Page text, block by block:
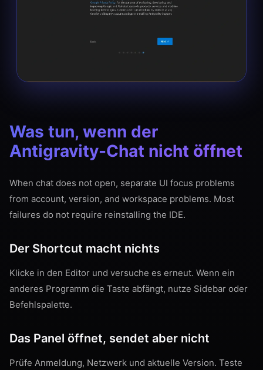
Was tun, wenn der
Antigravity-Chat nicht öffnet
When chat does not open, separate UI focus problems
from account, version, and workspace problems. Most
failures do not require reinstalling the IDE.
Der Shortcut macht nichts
Klicke in den Editor und versuche es erneut. Wenn ein
anderes Programm die Taste abfängt, nutze Sidebar oder
Befehlspalette.
Das Panel öffnet, sendet aber nicht
Prüfe Anmeldung, Netzwerk und aktuelle Version. Teste